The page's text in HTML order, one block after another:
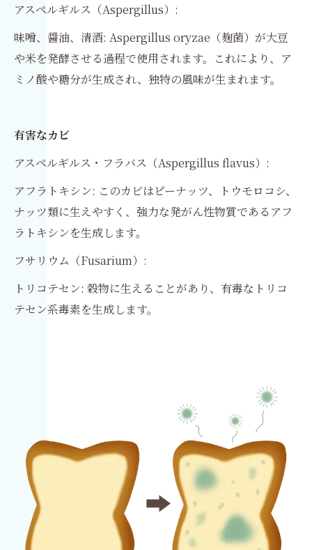
アスペルギルス（Aspergillus）:
味噌、醤油、清酒: Aspergillus oryzae（麹菌）が大豆
や米を発酵させる過程で使用されます。これにより、ア
ミノ酸や糖分が生成され、独特の風味が生まれます。
有害なカビ
アスペルギルス・フラバス（Aspergillus flavus）:
アフラトキシン: このカビはピーナッツ、トウモロコシ、
ナッツ類に生えやすく、強力な発がん性物質であるアフ
ラトキシンを生成します。
フサリウム（Fusarium）:
トリコテセン: 穀物に生えることがあり、有毒なトリコ
テセン系毒素を生成します。